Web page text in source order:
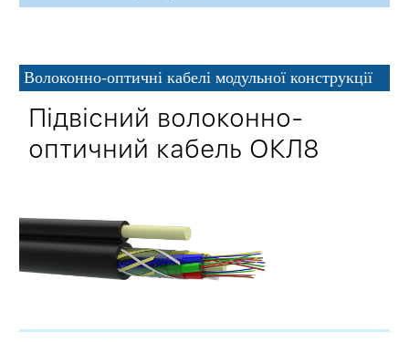
Волоконно-оптичні кабелі модульної конструкції
Підвісний волоконно-
оптичний кабель ОКЛ8